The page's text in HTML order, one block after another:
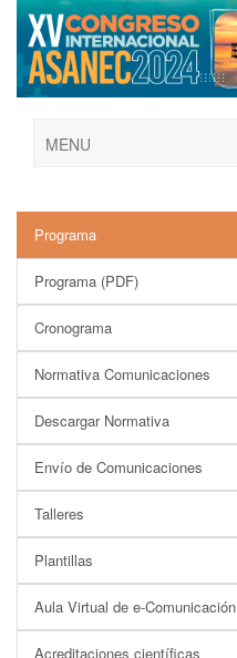
MENU
Programa
Programa (PDF)
Cronograma
Normativa Comunicaciones
Descargar Normativa
Envío de Comunicaciones
Talleres
Plantillas
Aula Virtual de e-Comunicación
Acreditaciones científicas